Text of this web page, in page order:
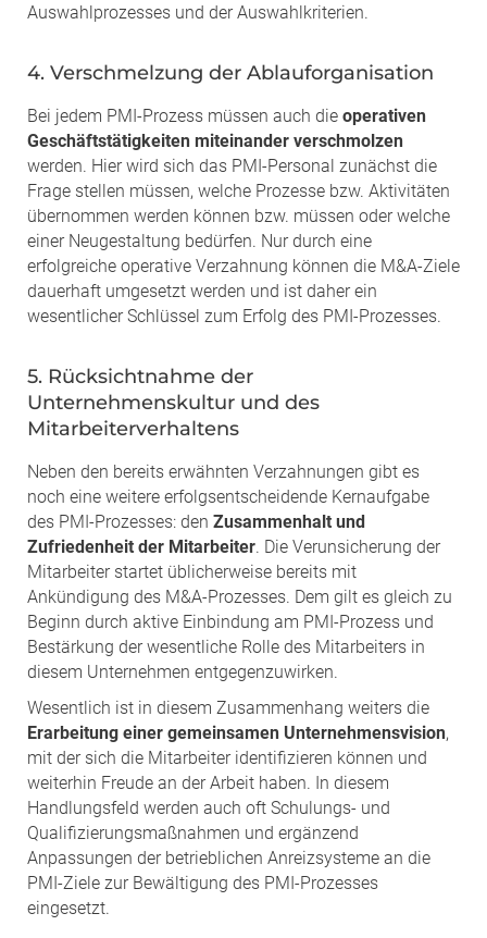
Auswahlprozesses und der Auswahlkriterien.
4. Verschmelzung der Ablauforganisation
Bei jedem PMI-Prozess müssen auch die operativen
Geschäftstätigkeiten miteinander verschmolzen
werden. Hier wird sich das PMI-Personal zunächst die
Frage stellen müssen, welche Prozesse bzw. Aktivitäten
übernommen werden können bzw. müssen oder welche
einer Neugestaltung bedürfen. Nur durch eine
erfolgreiche operative Verzahnung können die M&A-Ziele
dauerhaft umgesetzt werden und ist daher ein
wesentlicher Schlüssel zum Erfolg des PMI-Prozesses.
5. Rücksichtnahme der
Unternehmenskultur und des
Mitarbeiterverhaltens
Neben den bereits erwähnten Verzahnungen gibt es
noch eine weitere erfolgsentscheidende Kernaufgabe
des PMI-Prozesses: den Zusammenhalt und
Zufriedenheit der Mitarbeiter. Die Verunsicherung der
Mitarbeiter startet üblicherweise bereits mit
Ankündigung des M&A-Prozesses. Dem gilt es gleich zu
Beginn durch aktive Einbindung am PMI-Prozess und
Bestärkung der wesentliche Rolle des Mitarbeiters in
diesem Unternehmen entgegenzuwirken.
Wesentlich ist in diesem Zusammenhang weiters die
Erarbeitung einer gemeinsamen Unternehmensvision,
mit der sich die Mitarbeiter identifizieren können und
weiterhin Freude an der Arbeit haben. In diesem
Handlungsfeld werden auch oft Schulungs- und
Qualifizierungsmaßnahmen und ergänzend
Anpassungen der betrieblichen Anreizsysteme an die
PMI-Ziele zur Bewältigung des PMI-Prozesses
eingesetzt.